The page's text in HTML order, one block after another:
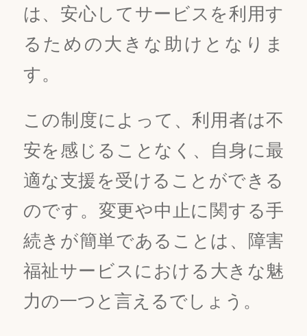
は、安心してサービスを利用す
るための大きな助けとなりま
す。
この制度によって、利用者は不
安を感じることなく、自身に最
適な支援を受けることができる
のです。変更や中止に関する手
続きが簡単であることは、障害
福祉サービスにおける大きな魅
力の一つと言えるでしょう。